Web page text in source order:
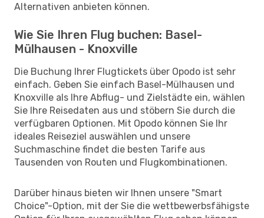
Alternativen anbieten können.
Wie Sie Ihren Flug buchen: Basel-
Mülhausen - Knoxville
Die Buchung Ihrer Flugtickets über Opodo ist sehr
einfach. Geben Sie einfach Basel-Mülhausen und
Knoxville als Ihre Abflug- und Zielstädte ein, wählen
Sie Ihre Reisedaten aus und stöbern Sie durch die
verfügbaren Optionen. Mit Opodo können Sie Ihr
ideales Reiseziel auswählen und unsere
Suchmaschine findet die besten Tarife aus
Tausenden von Routen und Flugkombinationen.
Darüber hinaus bieten wir Ihnen unsere "Smart
Choice"-Option, mit der Sie die wettbewerbsfähigste